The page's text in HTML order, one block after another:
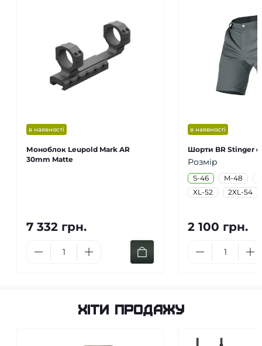
в наявності
Моноблок Leupold Mark AR
30mm Matte
7 332 грн.
в наявності
Шорти BR Stinger
Розмір
S-46 M-48
XL-52
2XL-54
2 100 грн.
Хіти продажу